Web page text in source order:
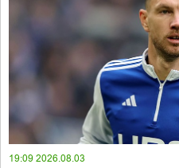
19:09 2026.08.03